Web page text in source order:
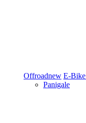
Offroadnew E-Bike
Panigale